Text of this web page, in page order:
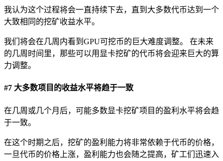
我认为这个过程将会一直持续下去，直到大多数代币达到一个
大致相同的挖矿收益水平。
我们将会在几周内看到GPU可挖币的巨大难度调整。 在未来
的几周时间里，那些可以用显卡挖矿的代币将会迎来巨大的算
力调整。
#7 大多数项目的收益水平将趋于一致
在几周或几个月后，可能多数显卡挖矿项目的盈利水平将会趋
于一致。
在这个时期之后，挖矿的盈利能力将非常依赖于代币的价格，
一旦代币的价格上涨，盈利能力也会随之提高，矿工们迅速入